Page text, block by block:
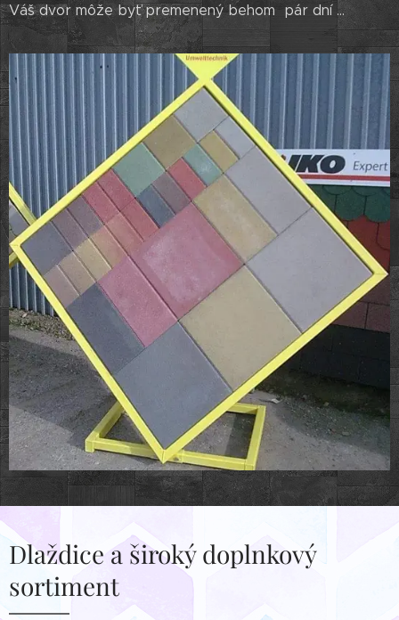
Váš dvor môže byť premenený behom pár dní ...
Dlaždice a široký doplnkový
sortiment